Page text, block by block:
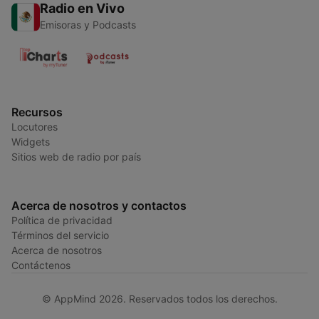
Radio en Vivo
Emisoras y Podcasts
Recursos
Locutores
Widgets
Sitios web de radio por país
Acerca de nosotros y contactos
Política de privacidad
Términos del servicio
Acerca de nosotros
Contáctenos
© AppMind 2026. Reservados todos los derechos.